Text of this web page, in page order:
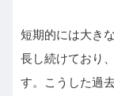
短期的には大き
長し続けており
す。こうした過